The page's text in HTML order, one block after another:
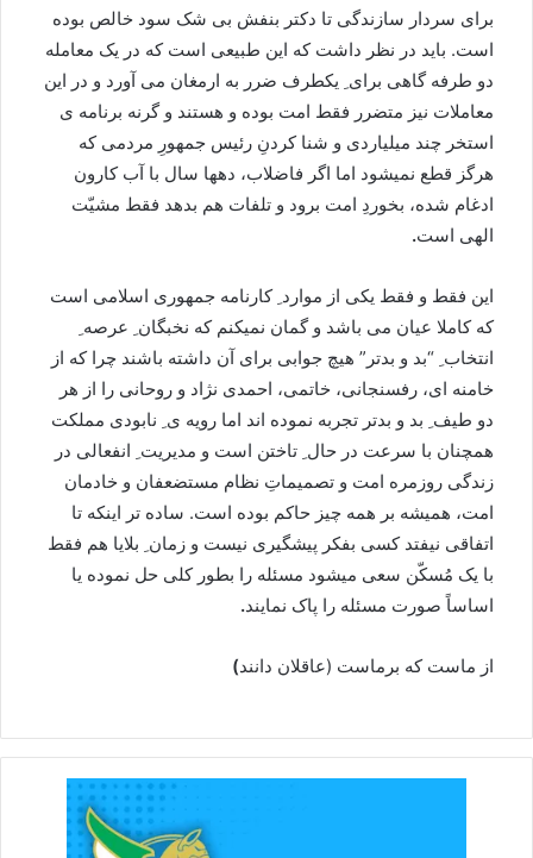
برای سردار سازندگی تا دکتر بنفش بی شک سود خالص بوده
است. باید در نظر داشت که این طبیعی است که در یک معامله
دو طرفه گاهی برای ِ یکطرف ضرر به ارمغان می آورد و در این
معاملات نیز متضرر فقط امت بوده و هستند و گرنه برنامه ی
استخر چند میلیاردی و شنا کردنِ رئیس جمهورِ مردمی که
هرگز قطع نمیشود اما اگر فاضلاب، دهها سال با آب کارون
ادغام شده، بخوردِ امت برود و تلفات هم بدهد فقط مشیّت
الهی است.
این فقط و فقط یکی از موارد ِ کارنامه جمهوری اسلامی است
که کاملا عیان می باشد و گمان نمیکنم که نخبگان ِ عرصه ِ
انتخاب ِ “بد و بدتر” هیچ جوابی برای آن داشته باشند چرا که از
خامنه ای، رفسنجانی، خاتمی، احمدی نژاد و روحانی را از هر
دو طیف ِ بد و بدتر تجربه نموده اند اما رویه ی ِ نابودی مملکت
همچنان با سرعت در حال ِ تاختن است و مدیریت ِ انفعالی در
زندگی روزمره امت و تصمیماتِ نظام مستضعفان و خادمان
امت، همیشه بر همه چیز حاکم بوده است. ساده تر اینکه تا
اتفاقی نیفتد کسی بفکر پیشگیری نیست و زمان ِ بلایا هم فقط
با یک مُسکّن سعی میشود مسئله را بطور کلی حل نموده یا
اساساً صورت مسئله را پاک نمایند.
از ماست که برماست (عاقلان دانند)